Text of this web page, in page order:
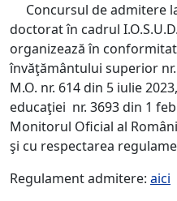
Concursul de admitere
doctorat în cadrul
organizează în
învăţământului superior
M.O. nr. 614 din 5 iulie
educaţiei nr. 3693 din 1
Monitorul Oficial al
şi cu respectarea
Regulament admitere: aici